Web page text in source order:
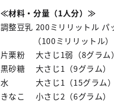
≪材料・分量（1人分）≫
調整豆乳 200ミリリットル パ
（100ミリリットル）
片栗粉 大さじ1弱（8グラム）
黒砂糖 大さじ1（9グラム）
水 大さじ1（15グラム）
きなこ 小さじ2（6グラム）